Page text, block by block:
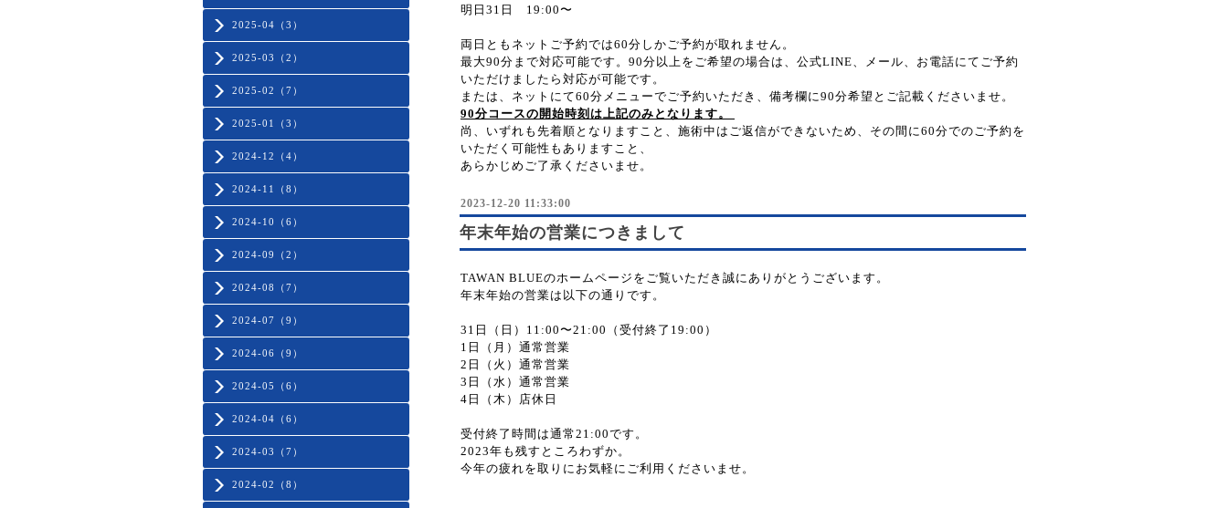
2025-04（3）
2025-03（2）
2025-02（7）
2025-01（3）
2024-12（4）
2024-11（8）
2024-10（6）
2024-09（2）
2024-08（7）
2024-07（9）
2024-06（9）
2024-05（6）
2024-04（6）
2024-03（7）
2024-02（8）
明日31日 19:00〜
両日ともネットご予約では60分しかご予約が取れません。
最大90分まで対応可能です。90分以上をご希望の場合は、公式LINE、メール、お電話にてご予約
いただけましたら対応が可能です。
または、ネットにて60分メニューでご予約いただき、備考欄に90分希望とご記載くださいませ。
90分コースの開始時刻は上記のみとなります。
尚、いずれも先着順となりますこと、施術中はご返信ができないため、その間に60分でのご予約を
いただく可能性もありますこと、
あらかじめご了承くださいませ。
2023-12-20 11:33:00
年末年始の営業につきまして
TAWAN BLUEのホームページをご覧いただき誠にありがとうございます。
年末年始の営業は以下の通りです。
31日（日）11:00〜21:00（受付終了19:00）
1日（月）通常営業
2日（火）通常営業
3日（水）通常営業
4日（木）店休日
受付終了時間は通常21:00です。
2023年も残すところわずか。
今年の疲れを取りにお気軽にご利用くださいませ。